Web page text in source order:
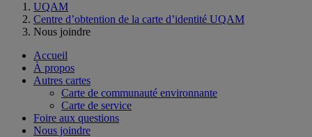
UQAM
Centre d’obtention de la carte d’identité UQAM
Nous joindre
Accueil
À propos
Autres cartes
Carte de communauté environnante
Carte de service
Foire aux questions
Nous joindre